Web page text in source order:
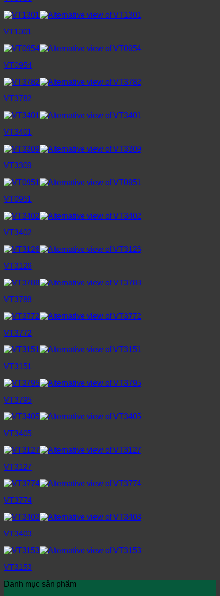
VT1301
VT0954
VT3782
VT3401
VT3309
VT0951
VT3402
VT3126
VT3788
VT3772
VT3151
VT3795
VT3405
VT3127
VT3774
VT3403
VT3153
Danh mục sản phẩm